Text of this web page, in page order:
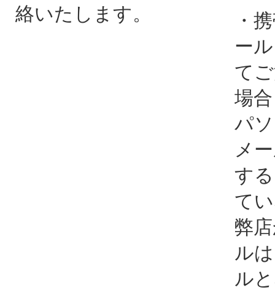
絡いたします。
・
ー
て
場合
パ
メ
す
て
弊
ル
ル